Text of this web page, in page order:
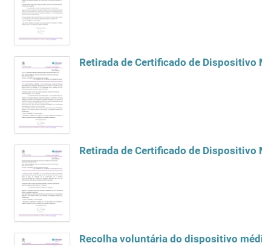
Retirada de Certificado de Dispositivo
Retirada de Certificado de Dispositivo
Recolha voluntária do dispositivo